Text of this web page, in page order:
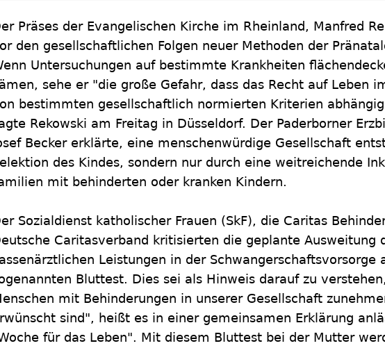
Präses der Evangelischen Kirche im Rheinland, Manfred
den gesellschaftlichen Folgen neuer Methoden der
Untersuchungen auf bestimmte Krankheiten
sehe er "die große Gefahr, dass das Recht auf Leben
bestimmten gesellschaftlich normierten Kriterien
Rekowski am Freitag in Düsseldorf. Der Paderborner
Becker erklärte, eine menschenwürdige Gesellschaft
des Kindes, sondern nur durch eine weitreichende
mit behinderten oder kranken Kindern.
Sozialdienst katholischer Frauen (SkF), die Caritas
Caritasverband kritisierten die geplante Ausweitung
Leistungen in der Schwangerschaftsvorsorge
Bluttest. Dies sei als Hinweis darauf zu
mit Behinderungen in unserer Gesellschaft
sind", heißt es in einer gemeinsamen Erklärung
für das Leben". Mit diesem Bluttest bei der Mutter